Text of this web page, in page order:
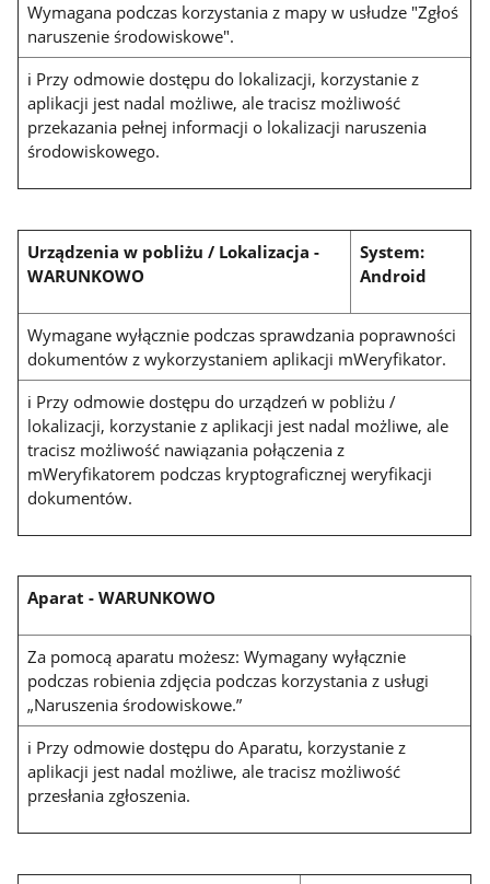
Wymagana podczas korzystania z mapy w usłudze "Zgłoś
naruszenie środowiskowe".
ℹ Przy odmowie dostępu do lokalizacji, korzystanie z
aplikacji jest nadal możliwe, ale tracisz możliwość
przekazania pełnej informacji o lokalizacji naruszenia
środowiskowego.
Urządzenia w pobliżu / Lokalizacja -
WARUNKOWO
System:
Android
Wymagane wyłącznie podczas sprawdzania poprawności
dokumentów z wykorzystaniem aplikacji mWeryfikator.
ℹ Przy odmowie dostępu do urządzeń w pobliżu /
lokalizacji, korzystanie z aplikacji jest nadal możliwe, ale
tracisz możliwość nawiązania połączenia z
mWeryfikatorem podczas kryptograficznej weryfikacji
dokumentów.
Aparat - WARUNKOWO
Za pomocą aparatu możesz: Wymagany wyłącznie
podczas robienia zdjęcia podczas korzystania z usługi
„Naruszenia środowiskowe.”
ℹ Przy odmowie dostępu do Aparatu, korzystanie z
aplikacji jest nadal możliwe, ale tracisz możliwość
przesłania zgłoszenia.